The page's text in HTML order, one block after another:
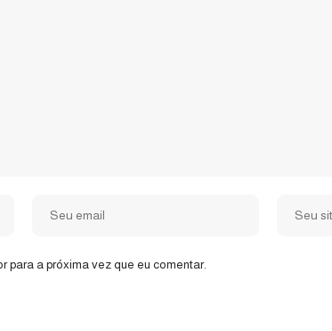
a próxima vez que eu comentar.